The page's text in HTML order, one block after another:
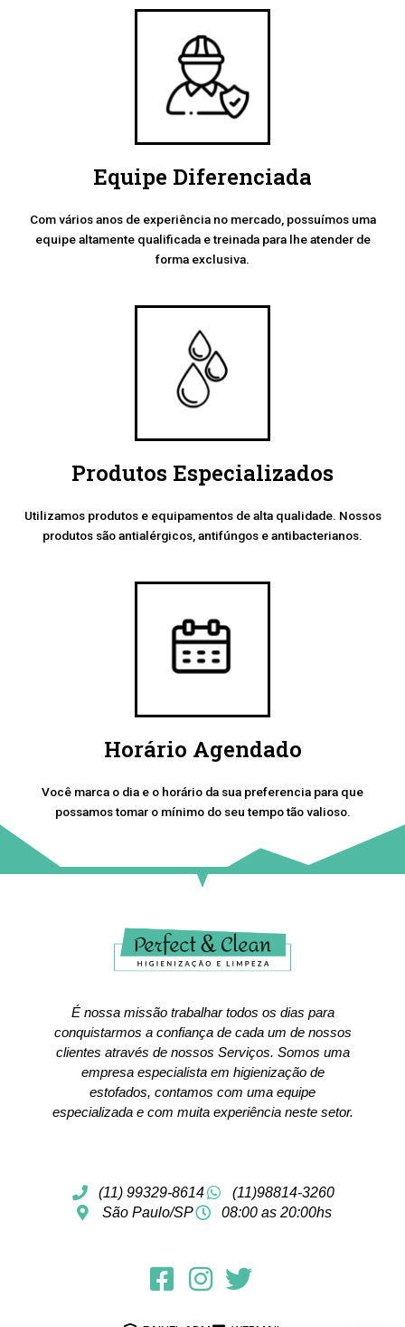
Equipe Diferenciada
Com vários anos de experiência no mercado, possuímos uma
equipe altamente qualificada e treinada para lhe atender de
forma exclusiva.
Produtos Especializados
Utilizamos produtos e equipamentos de alta qualidade. Nossos
produtos são antialérgicos, antifúngos e antibacterianos.
Horário Agendado
Você marca o dia e o horário da sua preferencia para que
possamos tomar o mínimo do seu tempo tão valioso.
É nossa missão trabalhar todos os dias para
conquistarmos a confiança de cada um de nossos
clientes através de nossos Serviços. Somos uma
empresa especialista em higienização de
estofados, contamos com uma equipe
especializada e com muita experiência neste setor.
(11) 99329-8614
(11)98814-3260
São Paulo/SP
08:00 as 20:00hs